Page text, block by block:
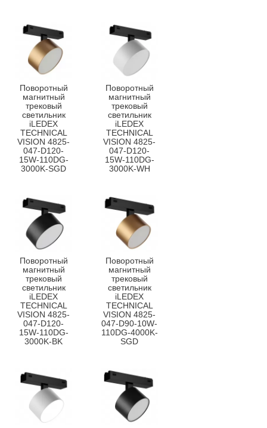
Поворотный
магнитный
трековый
светильник
iLEDEX
TECHNICAL
VISION 4825-
047-D120-
15W-110DG-
3000K-SGD
Поворотный
магнитный
трековый
светильник
iLEDEX
TECHNICAL
VISION 4825-
047-D120-
15W-110DG-
3000K-WH
Поворотный
магнитный
трековый
светильник
iLEDEX
TECHNICAL
VISION 4825-
047-D120-
15W-110DG-
3000K-BK
Поворотный
магнитный
трековый
светильник
iLEDEX
TECHNICAL
VISION 4825-
047-D90-10W-
110DG-4000K-
SGD